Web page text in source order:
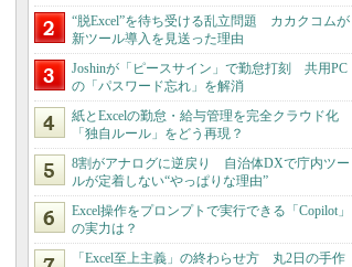
“脱Excel”を待ち受ける乱立問題 カカクコムが
新ツール導入を見送った理由
Joshinが「ピースサイン」で勤怠打刻 共用PC
の「パスワード忘れ」を解消
紙とExcelの勤怠・給与管理を完全クラウド化
「独自ルール」をどう再現？
8割がアナログに逆戻り 自治体DXで庁内ツー
ルが定着しない“やっぱりな理由”
Excel操作をプロンプトで実行できる「Copilot」
の実力は？
「Excel至上主義」の終わらせ方 丸2日の手作